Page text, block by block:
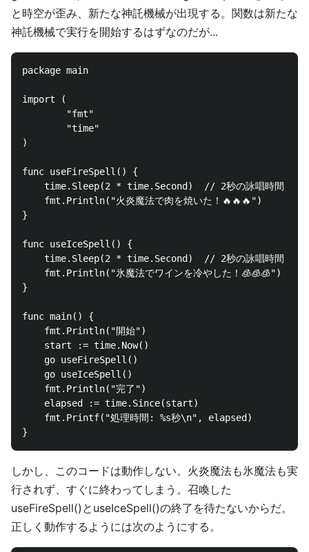
と時空が歪み、新たな神託機械が出現する。関数は新たな
神託機械で実行を開始するはずなのだが...
package main
import (
        "fmt"
        "time"
)
func useFireSpell() {
    time.Sleep(2 * time.Second)  // 2秒の詠唱時間
    fmt.Println("火炎魔法で肉を焼いた！🔥🔥🔥")
}
func useIceSpell() {
    time.Sleep(2 * time.Second)  // 2秒の詠唱時間
    fmt.Println("氷魔法でワインを冷やした！🧊🧊🧊")
}
func main() {
    fmt.Println("開始")
    start := time.Now()
    go useFireSpell()
    go useIceSpell()
    fmt.Println("完了")
    elapsed := time.Since(start)
    fmt.Printf("処理時間: %s秒\n", elapsed)
しかし、このコードは動作しない。火炎魔法も氷魔法も実
行されず、すぐに終わってしまう。召喚した
useFireSpell()とuseIceSpell()の終了を待たないからだ。
正しく動作するようには次のようにする。